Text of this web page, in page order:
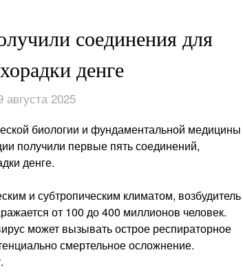
соединения для
денге
2025
биологии и фундаментальной медицины
получили первые пять соединений,
денге.
и субтропическим климатом, возбудитель
от 100 до 400 миллионов человек.
может вызывать острое респираторное
смертельное осложнение.